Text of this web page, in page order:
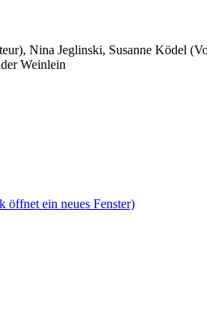
Nina Jeglinski, Susanne Ködel
Weinlein
ein neues Fenster)